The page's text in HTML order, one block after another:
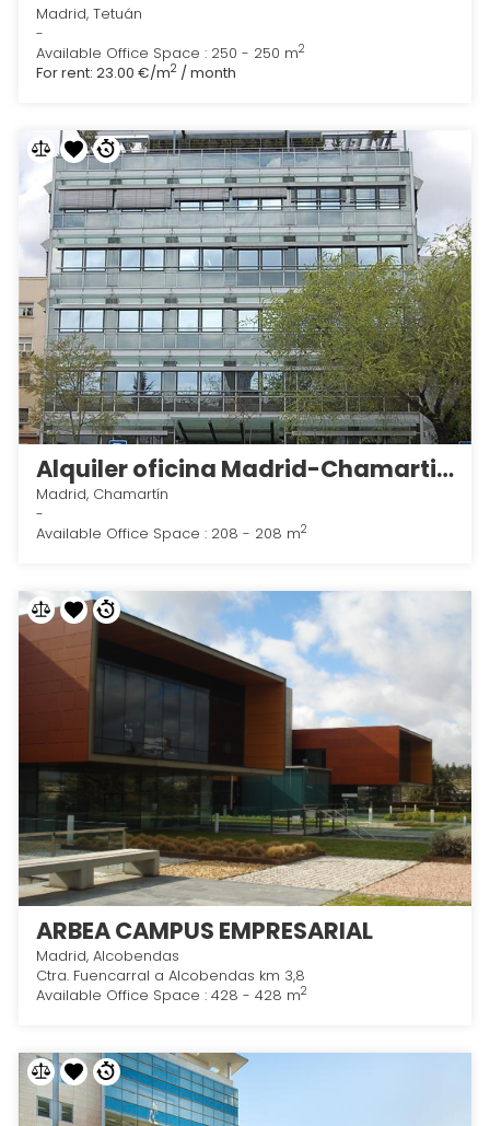
Madrid, Tetuán
-
Available Office Space : 250 - 250 m2
For rent: 23.00 €/m2 / month
Alquiler oficina Madrid-Chamartin 2
Madrid, Chamartín
-
Available Office Space : 208 - 208 m2
ARBEA CAMPUS EMPRESARIAL
Madrid, Alcobendas
Ctra. Fuencarral a Alcobendas km 3,8
Available Office Space : 428 - 428 m2